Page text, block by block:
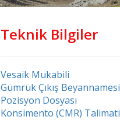
Teknik Bilgiler
Vesaik Mukabili
Gümrük Çıkış Beyannamesi
Pozisyon Dosyası
Konsimento (CMR) Talimati